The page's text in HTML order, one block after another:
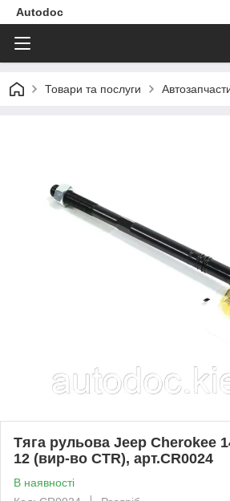
Autodoc
Товари та послуги
Тяга рульова Jeep Cherokee
12 (вир-во CTR), арт.CR0024
В наявності